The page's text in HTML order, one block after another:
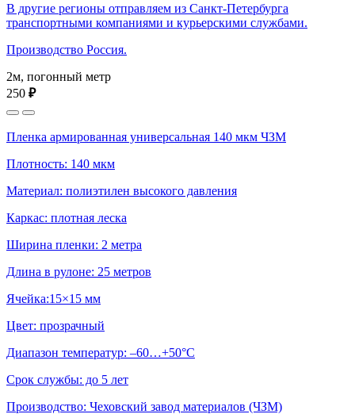
В другие регионы отправляем из Санкт-Петербурга
транспортными компаниями и курьерскими службами.
Производство Россия.
2м, погонный метр
250 ₽
Пленка армированная универсальная 140 мкм ЧЗМ
Плотность: 140 мкм
Материал: полиэтилен высокого давления
Каркас: плотная леска
Ширина пленки: 2 метра
Длина в рулоне: 25 метров
Ячейка:15×15 мм
Цвет: прозрачный
Диапазон температур: –60…+50°С
Срок службы: до 5 лет
Производство: Чеховский завод материалов (ЧЗМ)